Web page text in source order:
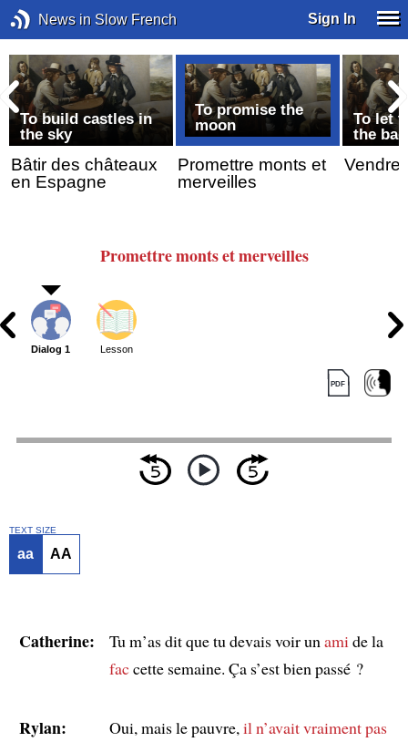
News in Slow French Sign In
To build castles in
the sky
Bâtir des châteaux
en Espagne
To promise the
moon
Promettre monts et
merveilles
To let
the bag
Vendre
Promettre monts et merveilles
Dialog 1 Lesson
TEXT SIZE
aa AA
Catherine: Tu m’as dit que tu devais voir un ami de la
faccette semaine. Ça s’est bien passé ?
Rylan: Oui, mais le pauvre, il n’avait vraiment pas